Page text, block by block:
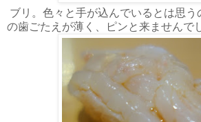
ブリ。色々と手が込んでいるとは思
の歯ごたえが薄く、ピンと来ませんで